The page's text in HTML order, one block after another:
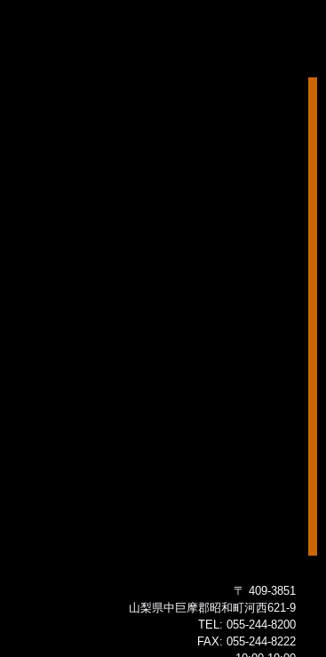
〒 409-3851
山梨県中巨摩郡昭和町河西621-9
TEL: 055-244-8200
FAX: 055-244-8222